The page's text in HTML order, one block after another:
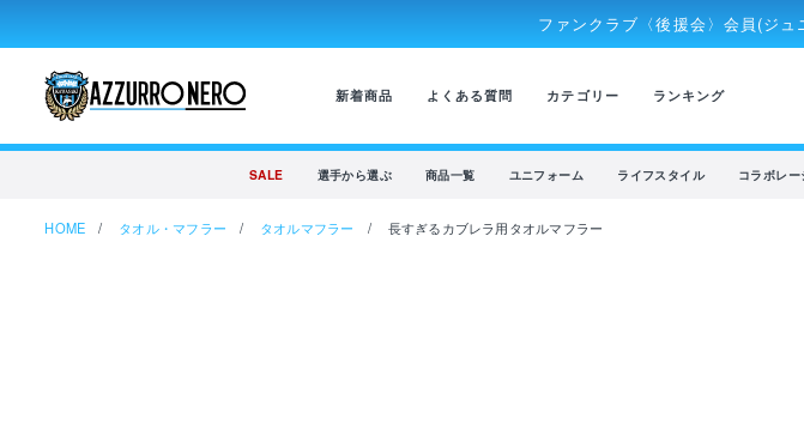
ファンクラブ〈後援会〉会員(ジ
新着商品 よくある質問 カテゴリー ランキング
SALE 選手から選ぶ 商品一覧 ユニフォーム ライフスタイル コラボレ
HOME タオル・マフラー タオルマフラー 長すぎるカブレラ用タオルマフラー